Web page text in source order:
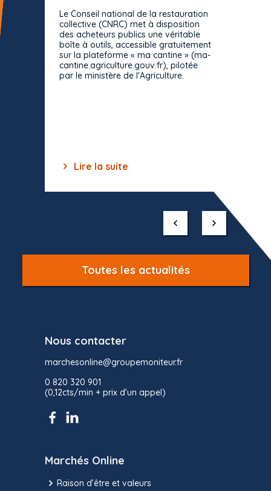
Le Conseil national de la restauration
collective (CNRC) met à disposition
des acheteurs publics une véritable
boîte à outils, accessible gratuitement
sur la plateforme « ma cantine » (ma-
cantine.agriculture.gouv.fr), pilotée
par le ministère de l'Agriculture.
Lire la suite
Toutes les actualités
Nous contacter
marchesonline@groupemoniteur.fr
0 820 320 901
(0,12cts/min + prix d’un appel)
Marchés Online
Raison d’être et valeurs